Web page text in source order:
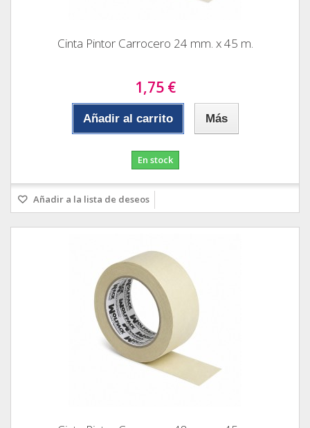
Cinta Pintor Carrocero 24 mm. x 45 m.
1,75 €
Añadir al carrito Más
En stock
Añadir a la lista de deseos